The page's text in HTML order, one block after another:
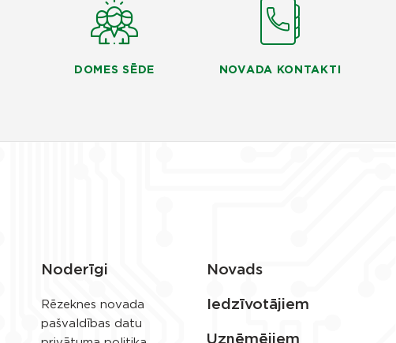
DOMES SĒDE NOVADA KONTAKTI
Noderīgi
Rēzeknes novada
pašvaldības datu
Novads
Iedzīvotājiem
Uzņēmējiem